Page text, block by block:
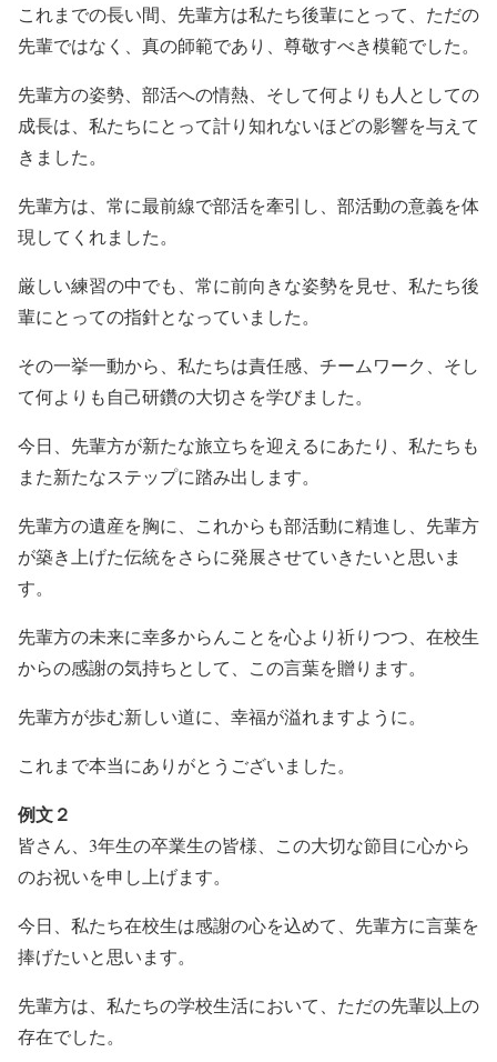
これまでの長い間、先輩方は私たち後輩にとって、ただの
先輩ではなく、真の師範であり、尊敬すべき模範でした。
先輩方の姿勢、部活への情熱、そして何よりも人としての
成長は、私たちにとって計り知れないほどの影響を与えて
きました。
先輩方は、常に最前線で部活を牽引し、部活動の意義を体
現してくれました。
厳しい練習の中でも、常に前向きな姿勢を見せ、私たち後
輩にとっての指針となっていました。
その一挙一動から、私たちは責任感、チームワーク、そし
て何よりも自己研鑽の大切さを学びました。
今日、先輩方が新たな旅立ちを迎えるにあたり、私たちも
また新たなステップに踏み出します。
先輩方の遺産を胸に、これからも部活動に精進し、先輩方
が築き上げた伝統をさらに発展させていきたいと思いま
す。
先輩方の未来に幸多からんことを心より祈りつつ、在校生
からの感謝の気持ちとして、この言葉を贈ります。
先輩方が歩む新しい道に、幸福が溢れますように。
これまで本当にありがとうございました。
例文２
皆さん、3年生の卒業生の皆様、この大切な節目に心から
のお祝いを申し上げます。
今日、私たち在校生は感謝の心を込めて、先輩方に言葉を
捧げたいと思います。
先輩方は、私たちの学校生活において、ただの先輩以上の
存在でした。